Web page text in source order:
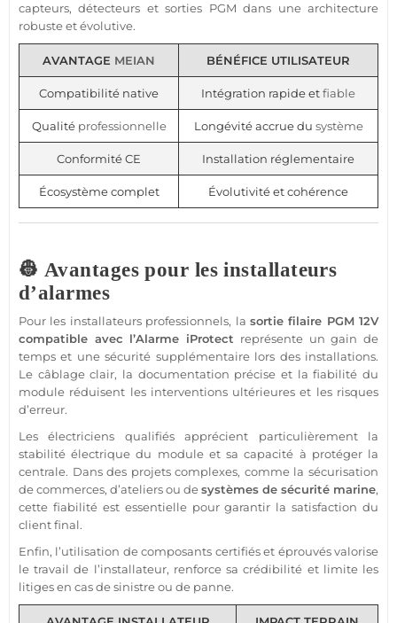
capteurs, détecteurs et sorties PGM dans une architecture
robuste et évolutive.
AVANTAGE MEIAN BÉNÉFICE UTILISATEUR
Compatibilité native Intégration rapide etfiable
Qualité professionnelle Longévité accrue du système
Conformité CE Installation réglementaire
Écosystème complet Évolutivité et cohérence
👷 Avantages pour les installateurs
d’alarmes
Pour les installateurs professionnels, la sortie filaire PGM 12V
compatible avec l’Alarme iProtect représente un gain de
temps et unesécurité supplémentaire lors des installations.
Le câblage clair, la documentation précise et la fiabilité du
module réduisent les interventions ultérieures et les risques
d’erreur.
Les électriciens qualifiés apprécient particulièrement la
stabilité électrique du moduleet sa capacité à protégerla
centrale. Dans des projets complexes, comme la sécurisation
decommerces, d’ateliers ou desystèmes de sécurité marine,
cette fiabilité est essentielle pour garantir la satisfaction du
client final.
Enfin, l’utilisation de composants certifiés et éprouvés valorise
le travail de l’installateur, renforce sa crédibilité et limite les
litiges en cas de sinistre ou de panne.